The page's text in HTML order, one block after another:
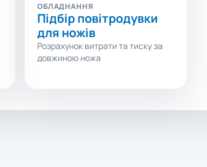
ОБЛАДНАННЯ
Підбір повітродувки
для ножів
Розрахунок витрати та тиску за
довжиною ножа